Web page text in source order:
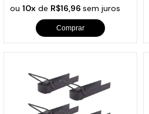
ou10x de R$16,96sem juros
Comprar